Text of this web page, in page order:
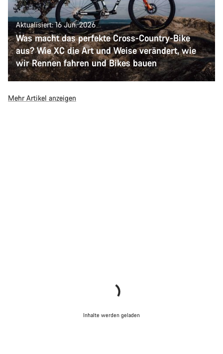
Aktualisiert: 16 Jun. 2026
Was macht das perfekte Cross-Country-Bike
aus? Wie XC die Art und Weise verändert, wie
wir Rennen fahren und Bikes bauen
Mehr Artikel anzeigen
Inhalte werden geladen